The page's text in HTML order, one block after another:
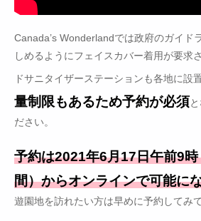
Canada’s Wonderlandでは政府のガイド
しめるようにフェイスカバー着用が要求
ドサニタイザーステーションも各地に設
量制限もあるため予約が必須
ださい。
予約は2021年6月17日午前9
間）からオンラインで可能に
遊園地を訪れたい方は早めに予約してみ